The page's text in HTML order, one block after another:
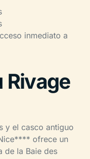
inmediato a
Rivage
y el casco antiguo
ofrece un
de la Baie des